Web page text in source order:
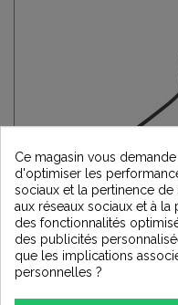
SYNERGISTIC
Ce magasin vous
d'optimiser les
sociaux et la pertinence
aux réseaux sociaux et à
des fonctionnalités
des publicités
que les implications
personnelles ?